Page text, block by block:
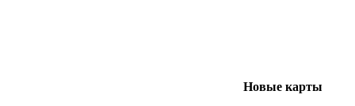
Новые карты